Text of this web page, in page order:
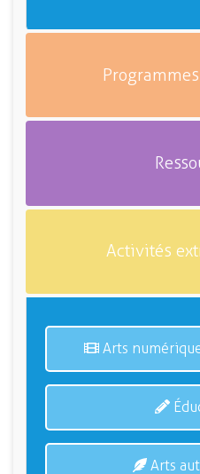
Activités
Arts
Arts